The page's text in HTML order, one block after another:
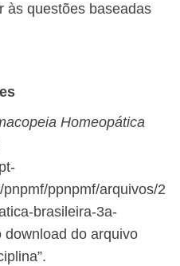
às questões baseadas
Homeopática
ppnpmf/arquivos/2
brasileira-3a-
do arquivo